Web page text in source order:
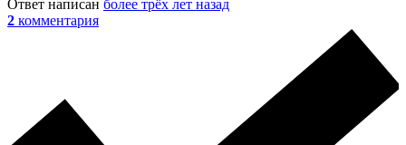
Ответ написан более трёх лет назад
2 комментария